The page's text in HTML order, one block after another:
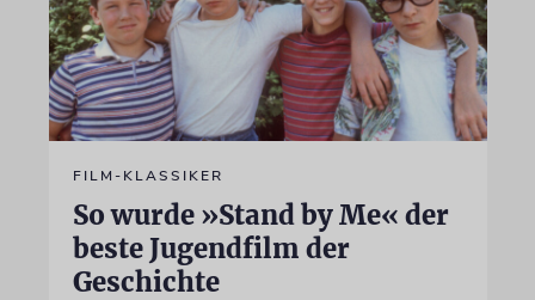
FILM-KLASSIKER
So wurde »Stand by Me« der
beste Jugendfilm der
Geschichte